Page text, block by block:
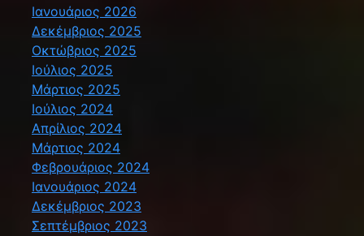
Ιανουάριος 2026
Δεκέμβριος 2025
Οκτώβριος 2025
Ιούλιος 2025
Μάρτιος 2025
Ιούλιος 2024
Απρίλιος 2024
Μάρτιος 2024
Φεβρουάριος 2024
Ιανουάριος 2024
Δεκέμβριος 2023
Σεπτέμβριος 2023